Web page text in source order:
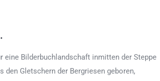
eine Bilderbuchlandschaft inmitten der Steppe
den Gletschern der Bergriesen geboren,